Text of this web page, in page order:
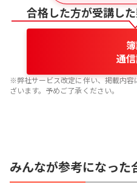
合格した方が受講し
通
※弊社サービス改定に伴い、掲載内
ざいます。予めご了承ください。
みんなが参考になった